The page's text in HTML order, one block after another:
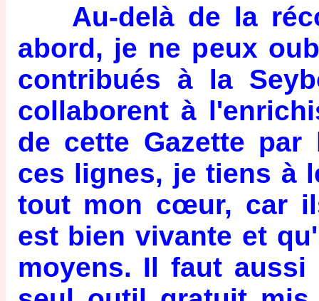
Au-delà de la
abord, je ne peux
contribués à la
collaborent à
de cette Gazette
ces lignes, je tiens à
tout mon cœur, car
est bien vivante et
moyens. Il faut